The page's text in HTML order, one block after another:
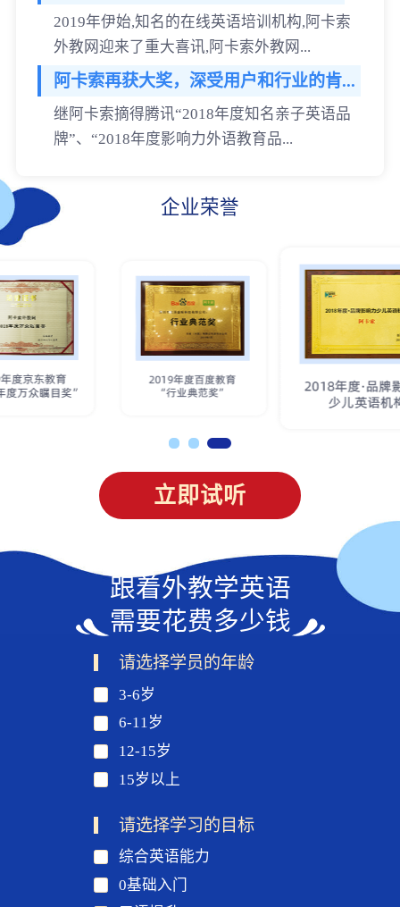
2019年伊始,知名的在线英语培训机构,阿卡索
外教网迎来了重大喜讯,阿卡索外教网...
阿卡索再获大奖，深受用户和行业的肯...
继阿卡索摘得腾讯“2018年度知名亲子英语品
牌”、“2018年度影响力外语教育品...
企业荣誉
立即试听
跟着外教学英语
需要花费多少钱
请选择学员的年龄
3-6岁
6-11岁
12-15岁
15岁以上
请选择学习的目标
综合英语能力
0基础入门